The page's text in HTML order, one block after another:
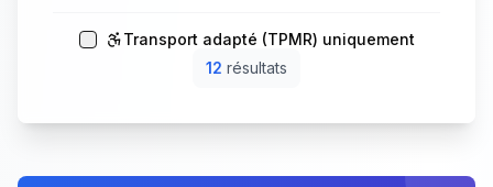
Transport adapté (TPMR) uniquement
12 résultats